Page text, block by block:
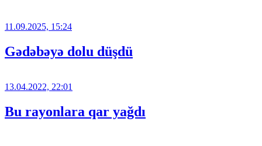
11.09.2025, 15:24
Gədəbəyə dolu düşdü
13.04.2022, 22:01
Bu rayonlara qar yağdı